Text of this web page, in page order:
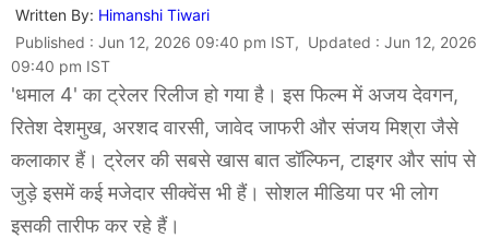
Written By: Himanshi Tiwari
Published : Jun 12, 2026 09:40 pm IST, Updated : Jun 12, 2026
09:40 pm IST
'धमाल 4' का ट्रेलर रिलीज हो गया है। इस फिल्म में अजय देवगन,
रितेश देशमुख, अरशद वारसी, जावेद जाफरी और संजय मिश्रा जैसे
कलाकार हैं। ट्रेलर की सबसे खास बात डॉल्फिन, टाइगर और सांप से
जुड़े इसमें कई मजेदार सीक्वेंस भी हैं। सोशल मीडिया पर भी लोग
इसकी तारीफ कर रहे हैं।